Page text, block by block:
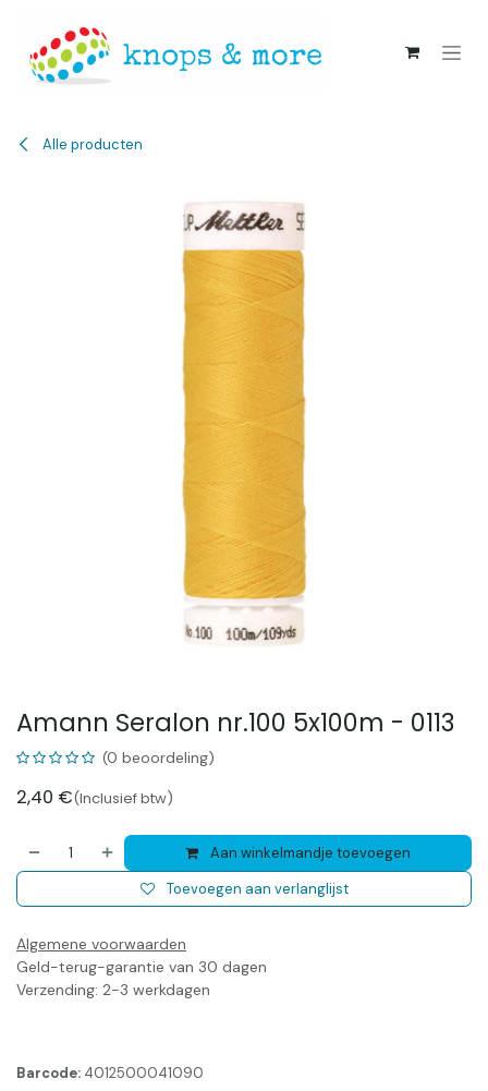
Alle producten
Amann Seralon nr.100 5x100m - 0113
(0 beoordeling)
2,40 €(Inclusief btw)
Aan winkelmandje toevoegen
Toevoegen aan verlanglijst
Algemene voorwaarden
Geld-terug-garantie van 30 dagen
Verzending: 2-3 werkdagen
Barcode: 4012500041090